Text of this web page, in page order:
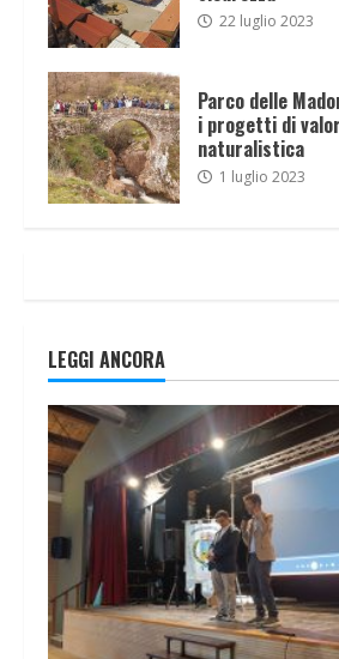
22 luglio 2023
Parco delle
i progetti di
naturalistica
1 luglio 2023
LEGGI ANCORA